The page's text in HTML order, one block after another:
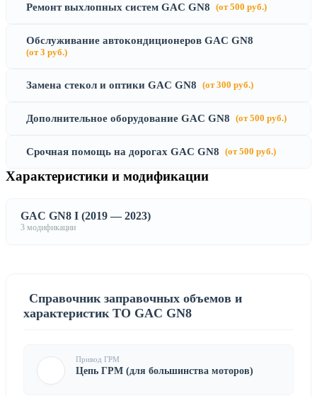
Ремонт выхлопных систем GAC GN8 (от 500 руб.)
Обслуживание автокондиционеров GAC GN8
(от 3 руб.)
Замена стекол и оптики GAC GN8 (от 300 руб.)
Дополнительное оборудование GAC GN8 (от 500 руб.)
Срочная помощь на дорогах GAC GN8 (от 500 руб.)
Характеристики и модификации
GAC GN8 I (2019 — 2023)
3 модификации
Справочник заправочных объемов и
характеристик ТО GAC GN8
Привод ГРМ
Цепь ГРМ (для большинства моторов)